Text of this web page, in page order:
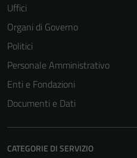
Uffici
Organi di Governo
Politici
Personale Amministrativo
Enti e Fondazioni
Documenti e Dati
CATEGORIE DI SERVIZIO